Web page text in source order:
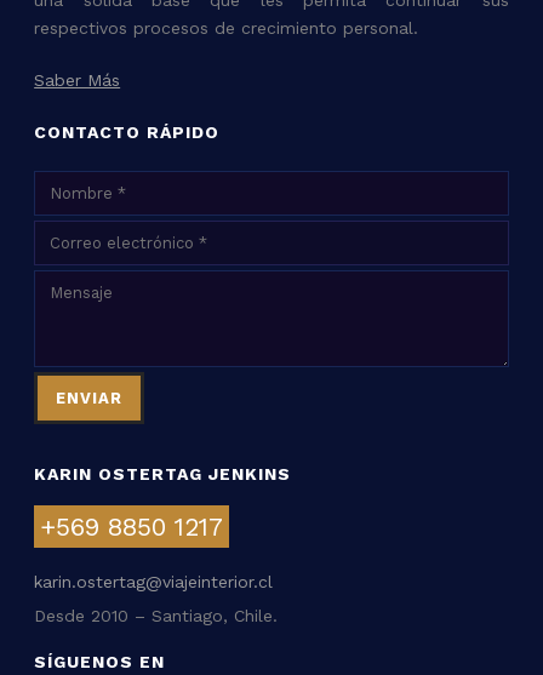
respectivos procesos de crecimiento personal.
Saber Más
CONTACTO RÁPIDO
KARIN OSTERTAG JENKINS
+569 8850 1217
karin.ostertag@viajeinterior.cl
Desde 2010 – Santiago, Chile.
SÍGUENOS EN